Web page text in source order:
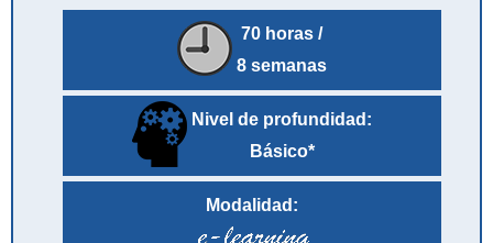
70 horas /
8 semanas
Nivel de profundidad:
Básico*
Modalidad: